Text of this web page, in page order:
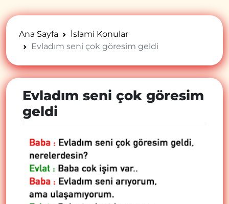
Ana Sayfa
İslami Konular
Evladım seni çok göresim geldi
Evladım seni çok göresim
geldi